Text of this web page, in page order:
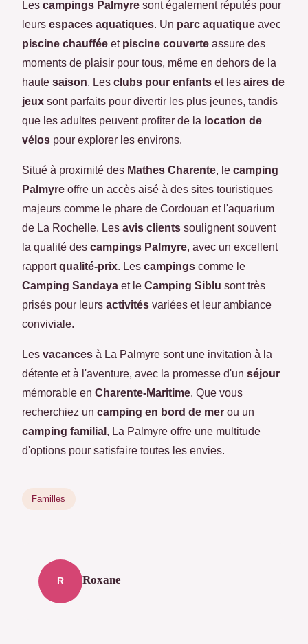
Les campings Palmyre sont également réputés pour
leurs espaces aquatiques. Un parc aquatique avec
piscine chauffée et piscine couverte assure des
moments de plaisir pour tous, même en dehors de la
haute saison. Les clubs pour enfants et les aires de
jeux sont parfaits pour divertir les plus jeunes, tandis
que les adultes peuvent profiter de la location de
vélos pour explorer les environs.
Situé à proximité des Mathes Charente, le camping
Palmyre offre un accès aisé à des sites touristiques
majeurs comme le phare de Cordouan et l'aquarium
de La Rochelle. Les avis clients soulignent souvent
la qualité des campings Palmyre, avec un excellent
rapportqualité-prix. Les campings comme le
Camping Sandaya et le Camping Siblu sont très
prisés pour leurs activités variées et leur ambiance
conviviale.
Les vacances à La Palmyre sont une invitation à la
détente et à l'aventure, avec la promesse d'un séjour
mémorable en Charente-Maritime. Que vous
recherchiez un camping en bord de mer ou un
camping familial , La Palmyre offre une multitude
d'options pour satisfaire toutes les envies.
Familles
R Roxane